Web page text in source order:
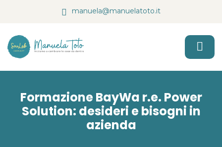
manuela@manuelatoto.it
Formazione BayWa r.e. Power
Solution: desideri e bisogni in
azienda